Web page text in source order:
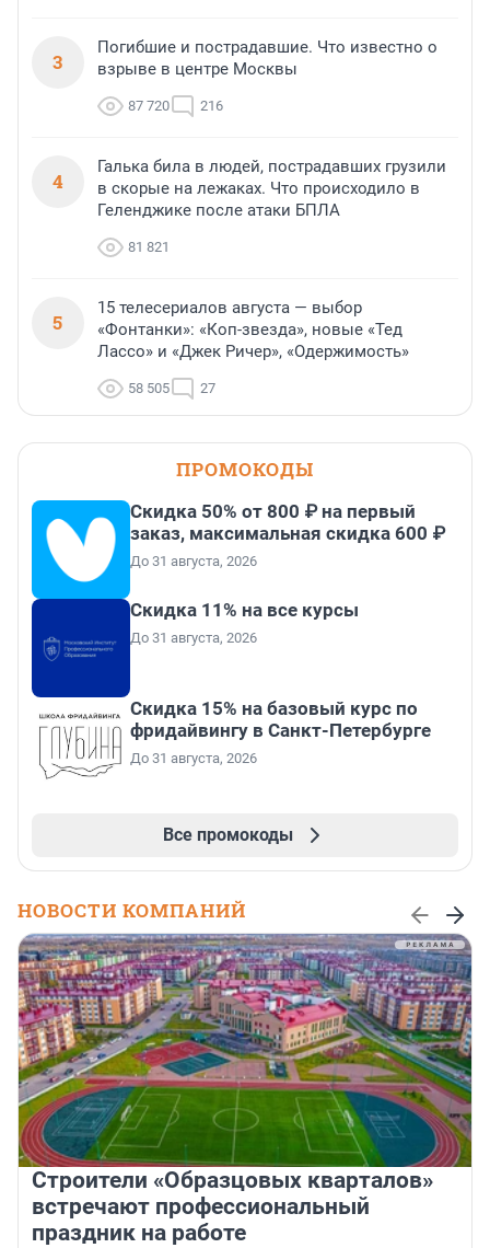
3
Погибшие и пострадавшие. Что известно о
взрыве в центре Москвы
87 720 216
4
Галька била в людей, пострадавших грузили
в скорые на лежаках. Что происходило в
Геленджике после атаки БПЛА
81 821
5
15 телесериалов августа — выбор
«Фонтанки»: «Коп-звезда», новые «Тед
Лассо» и «Джек Ричер», «Одержимость»
58 505 27
ПРОМОКОДЫ
Скидка 50% от 800 ₽ на первый
заказ, максимальная скидка 600 ₽
До 31 августа, 2026
Скидка 11% на все курсы
До 31 августа, 2026
Скидка 15% на базовый курс по
фридайвингу в Санкт-Петербурге
До 31 августа, 2026
Все промокоды
НОВОСТИ КОМПАНИЙ
Строители «Образцовых кварталов»
встречают профессиональный
праздник на работе